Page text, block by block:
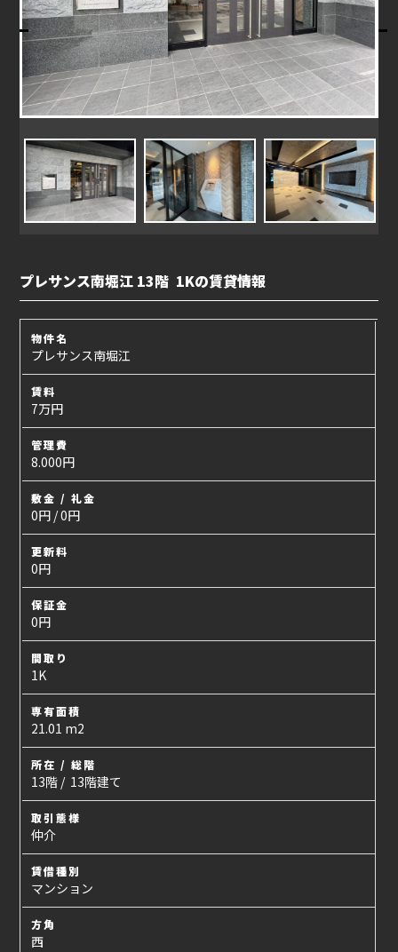
プレサンス南堀江 13階 1Kの賃貸情報
物件名
プレサンス南堀江
賃料
7万円
管理費
8.000円
敷金 / 礼金
0円 / 0円
更新料
0円
保証金
0円
間取り
1K
専有面積
21.01 m2
所在 / 総階
13階 / 13階建て
取引態様
仲介
賃借種別
マンション
方角
西